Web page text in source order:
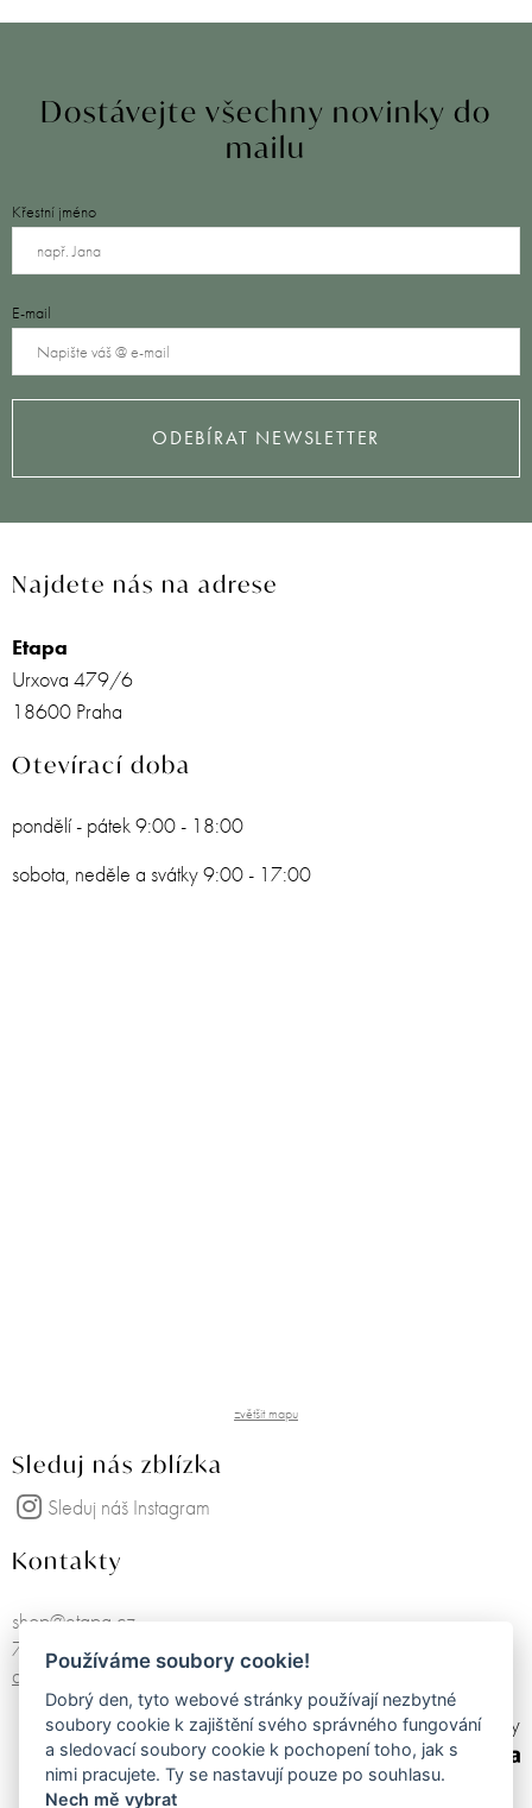
Dostávejte všechny novinky do
mailu
Křestní jméno
E-mail
ODEBÍRAT NEWSLETTER
Najdete nás na adrese
Etapa
Urxova 479/6
18600 Praha
Otevírací doba
pondělí - pátek 9:00 - 18:00
sobota, neděle a svátky 9:00 - 17:00
zvětšit mapu
Sleduj nás zblízka
Sleduj náš Instagram
Kontakty
shop@etapa.cz
725751468
další kontakty
made by
Používáme soubory cookie!
Dobrý den, tyto webové stránky používají nezbytné
soubory cookie k zajištění svého správného fungování
a sledovací soubory cookie k pochopení toho, jak s
nimi pracujete. Ty se nastavují pouze po souhlasu.
Nech mě vybrat